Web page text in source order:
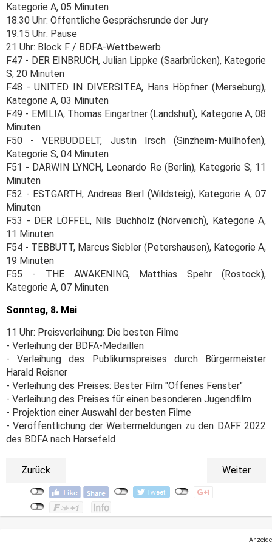
Kategorie A, 05 Minuten
18.30 Uhr: Öffentliche Gesprächsrunde der Jury
19.15 Uhr: Pause
21 Uhr: Block F / BDFA-Wettbewerb
F47 - DER EINBRUCH, Julian Lippke (Saarbrücken), Kategorie
S, 20 Minuten
F48 - UNITED IN DIVERSITEA, Hans Höpfner (Merseburg),
Kategorie A, 03 Minuten
F49 - EMILIA, Thomas Eingartner (Landshut), Kategorie A, 08
Minuten
F50 - VERBUDDELT, Justin Irsch (Sinzheim-Müllhofen),
Kategorie S, 04 Minuten
F51 - DARWIN LYNCH, Leonardo Re (Berlin), Kategorie S, 11
Minuten
F52 - ESTGARTH, Andreas Bierl (Wildsteig), Kategorie A, 07
Minuten
F53 - DER LÖFFEL, Nils Buchholz (Nörvenich), Kategorie A,
11 Minuten
F54 - TEBBUTT, Marcus Siebler (Petershausen), Kategorie A,
19 Minuten
F55 - THE AWAKENING, Matthias Spehr (Rostock),
Kategorie A, 07 Minuten
Sonntag, 8. Mai
11 Uhr: Preisverleihung: Die besten Filme
- Verleihung der BDFA-Medaillen
- Verleihung des Publikumspreises durch Bürgermeister
Harald Reisner
- Verleihung des Preises: Bester Film "Offenes Fenster"
- Verleihung des Preises für einen besonderen Jugendfilm
- Projektion einer Auswahl der besten Filme
- Veröffentlichung der Weitermeldungen zu den DAFF 2022
des BDFA nach Harsefeld
Zurück Weiter
Anzeige